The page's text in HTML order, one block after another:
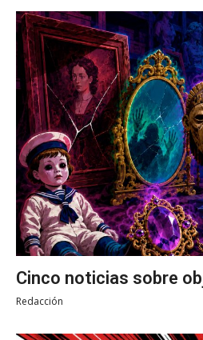
Cinco noticias sobre
Redacción